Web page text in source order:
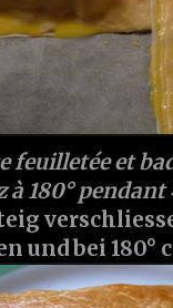
feuilletée et
à 180°
und bei 180°